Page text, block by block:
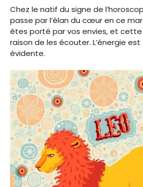
Chez le natif du signe de
passe par l’élan du cœur en ce
êtes porté par vos envies, et cette
raison de les écouter. L’énergie
évidente.